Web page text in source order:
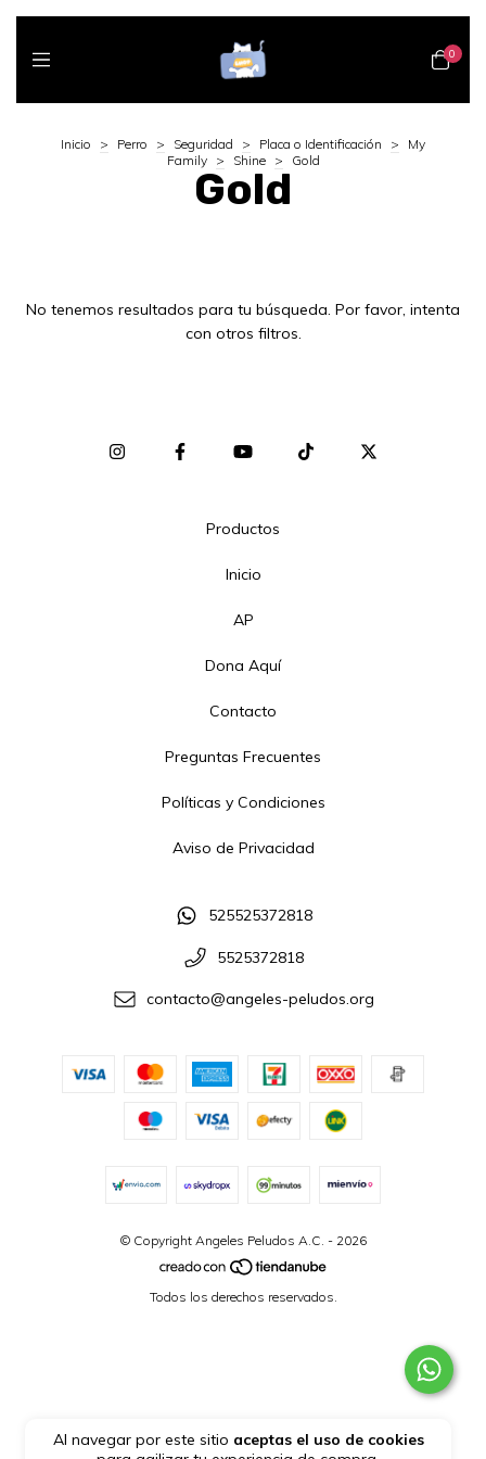
0
Al navegar por este sitio aceptas el uso de cookies
Inicio > Perro > Seguridad > Placa o Identificación >
My
Family
> Shine > Gold
Gold
No tenemos resultados para tu búsqueda. Por favor, intenta
con otros filtros.
Productos
Inicio
AP
Dona Aquí
Contacto
Preguntas Frecuentes
Políticas y Condiciones
Aviso de Privacidad
525525372818
5525372818
contacto@angeles-peludos.org
© Copyright Angeles Peludos A.C. - 2026
Todos los derechos reservados.